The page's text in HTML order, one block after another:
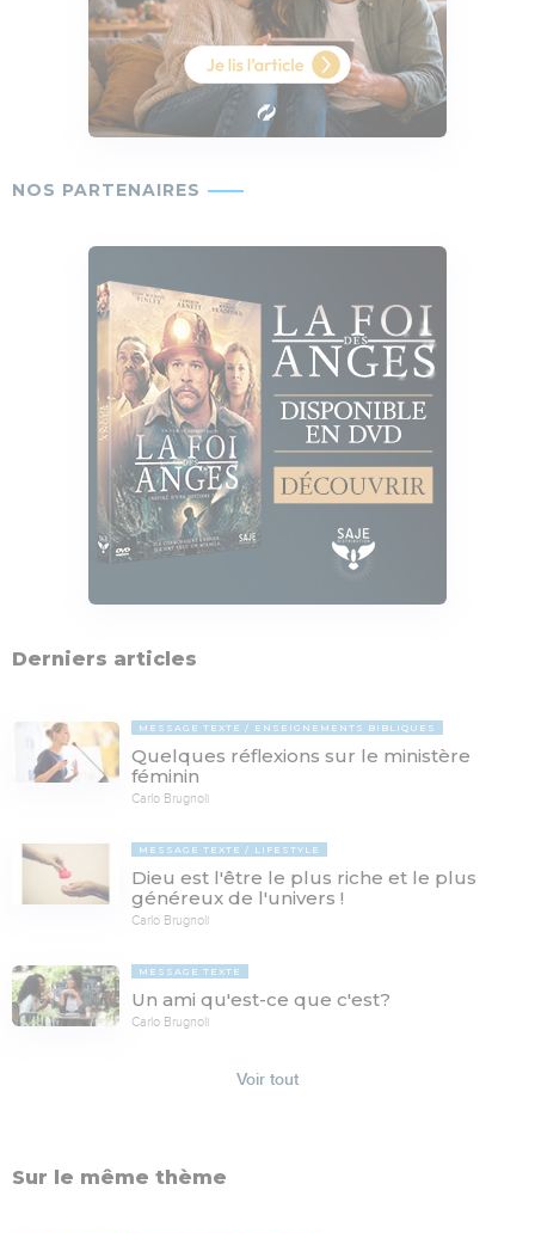
Derniers articles
MESSAGE TEXTE ENSEIGNEMENTS BIBLIQUES
Quelques réflexions sur le ministère
féminin
Carlo Brugnoli
MESSAGE TEXTE LIFESTYLE
Dieu est l'être le plus riche et le plus
généreux de l'univers !
Carlo Brugnoli
MESSAGE TEXTE
Un ami qu'est-ce que c'est?
Carlo Brugnoli
Voir tout
Sur le même thème